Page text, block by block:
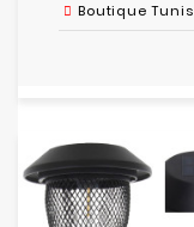
Boutique Tunis